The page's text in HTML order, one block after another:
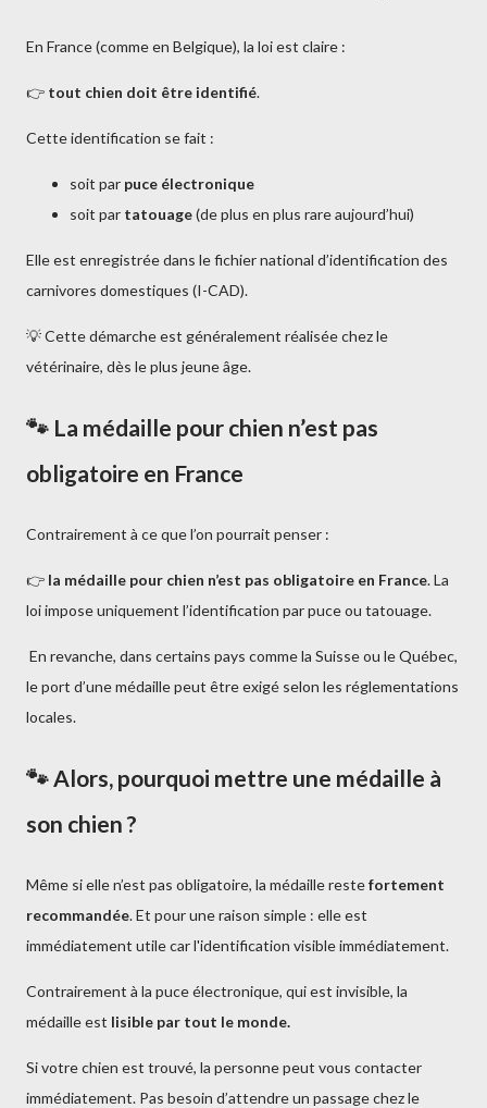
En France (comme en Belgique), la loi est claire :
👉 tout chien doit être identifié.
Cette identification se fait :
soit par puce électronique
soit par tatouage(de plus en plus rare aujourd’hui)
Elle est enregistrée dans le fichier national d’identification des
carnivores domestiques (I-CAD).
💡 Cette démarche est généralement réalisée chez le
vétérinaire, dès le plus jeune âge.
🐾 La médaille pour chien n’est pas
obligatoire en France
Contrairement à ce que l’on pourrait penser :
👉 la médaille pour chien n’est pas obligatoire en France. La
loi impose uniquement l’identification par puce ou tatouage.
En revanche, dans certains pays comme la Suisse ou le Québec,
le port d’une médaille peut être exigé selon les réglementations
locales.
🐾 Alors, pourquoi mettre une médaille à
son chien ?
Même si elle n’est pas obligatoire, la médaille restefortement
recommandée. Et pour une raison simple : elle est
immédiatement utile car l'identification visible immédiatement.
Contrairement à la puce électronique, qui est invisible, la
médaille est lisible par tout le monde.
Si votre chien est trouvé, la personne peut vous contacter
immédiatement. Pas besoin d’attendre un passage chez le